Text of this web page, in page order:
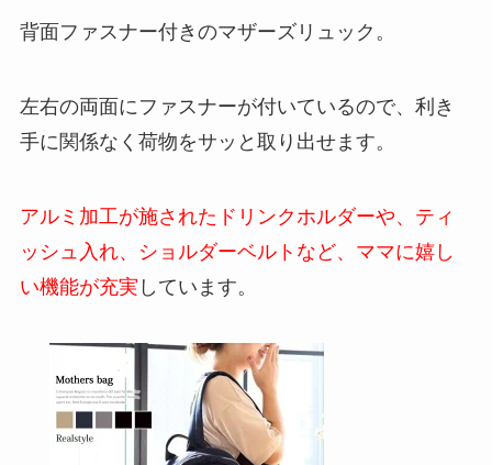
背面ファスナー付きのマザーズリュック。
左右の両面にファスナーが付いているので、利き
手に関係なく荷物をサッと取り出せます。
アルミ加工が施されたドリンクホルダーや、ティ
ッシュ入れ、ショルダーベルトなど、ママに嬉し
い機能が充実 しています。